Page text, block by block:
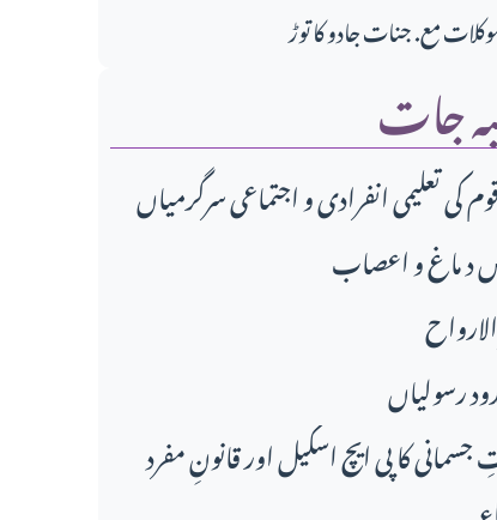
مع. جنات جادو کا توڑ
جات
د ماغ و اعصاب
رسولیاں
جسمانی کا پی ایچ اسکیل اور قانونِ مفرد